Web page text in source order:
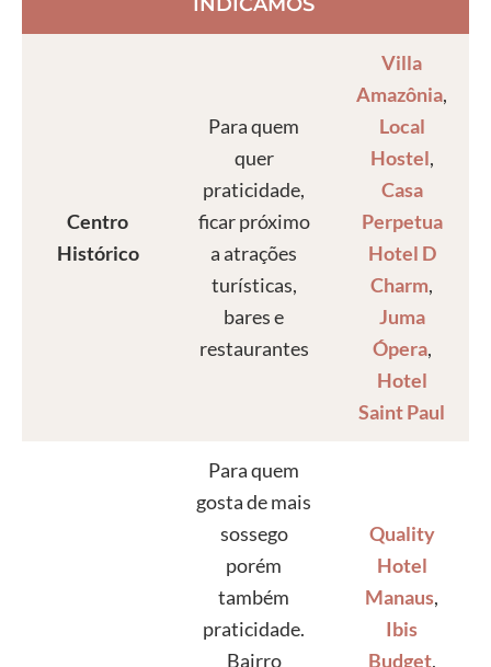
Centro
Histórico
Para quem
quer
praticidade,
ficar próximo
a atrações
turísticas,
bares e
restaurantes
Villa
Amazônia,
Local
Hostel,
Casa
Perpetua
Hotel D
Charm,
Juma
Ópera,
Hotel
Saint Paul
Para quem
gosta de mais
sossego
porém
também
praticidade.
Bairro
Quality
Hotel
Manaus,
Ibis
Budget,